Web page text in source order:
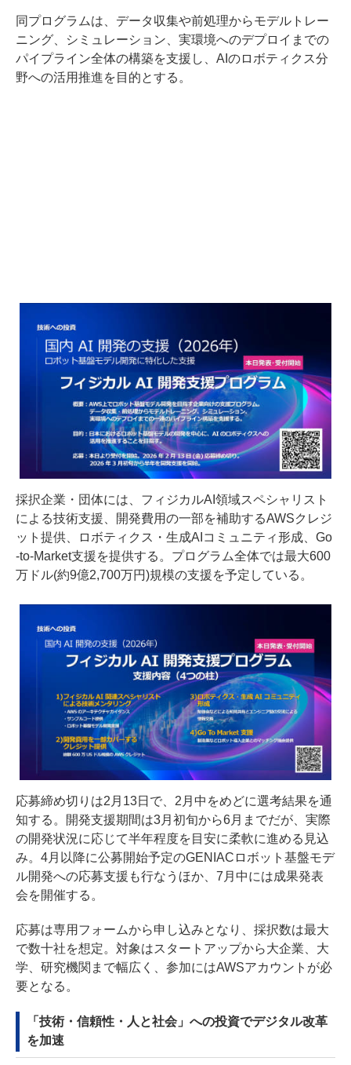
同プログラムは、データ収集や前処理からモデルトレー
ニング、シミュレーション、実環境へのデプロイまでの
パイプライン全体の構築を支援し、AIのロボティクス分
野への活用推進を目的とする。
採択企業・団体には、フィジカルAI領域スペシャリスト
による技術支援、開発費用の一部を補助するAWSクレジ
ット提供、ロボティクス・生成AIコミュニティ形成、Go
-to-Market支援を提供する。プログラム全体では最大600
万ドル(約9億2,700万円)規模の支援を予定している。
応募締め切りは2月13日で、2月中をめどに選考結果を通
知する。開発支援期間は3月初旬から6月までだが、実際
の開発状況に応じて半年程度を目安に柔軟に進める見込
み。4月以降に公募開始予定のGENIACロボット基盤モデ
ル開発への応募支援も行なうほか、7月中には成果発表
会を開催する。
応募は専用フォームから申し込みとなり、採択数は最大
で数十社を想定。対象はスタートアップから大企業、大
学、研究機関まで幅広く、参加にはAWSアカウントが必
要となる。
「技術・信頼性・人と社会」への投資でデジタル改革
を加速